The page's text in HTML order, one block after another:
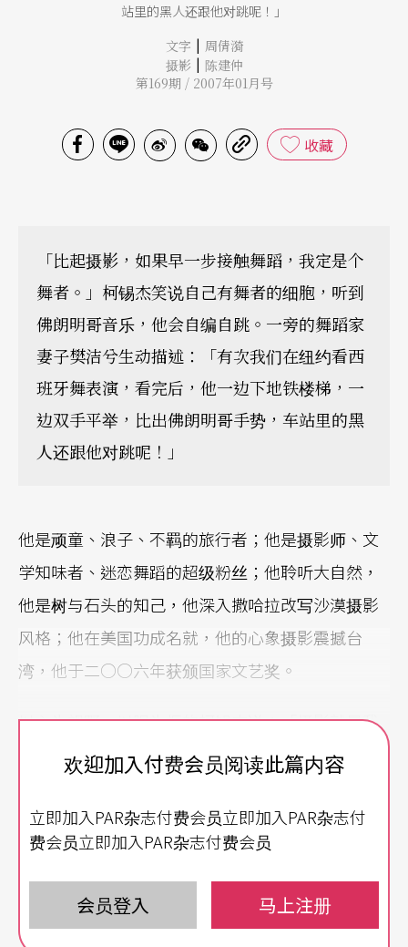
站里的黑人还跟他对跳呢！」
文字 | 周倩漪
摄影 | 陈建仲
第169期 / 2007年01月号
收藏
「比起摄影，如果早一步接触舞蹈，我定是个
舞者。」柯锡杰笑说自己有舞者的细胞，听到
佛朗明哥音乐，他会自编自跳。一旁的舞蹈家
妻子樊洁兮生动描述：「有次我们在纽约看西
班牙舞表演，看完后，他一边下地铁楼梯，一
边双手平举，比出佛朗明哥手势，车站里的黑
人还跟他对跳呢！」
他是顽童、浪子、不羁的旅行者；他是摄影师、文
学知味者、迷恋舞蹈的超级粉丝；他聆听大自然，
他是树与石头的知己，他深入撒哈拉改写沙漠摄影
风格；他在美国功成名就，他的心象摄影震撼台
湾，他于二○○六年获颁国家文艺奖。
以心为视野，以眼为框的柯锡杰说：「摄影就是我
的信仰。」他形容从事摄影，如同在修行。而这漫
逃兵，遇上检查哨时情急智生，偷抱别人家的小
孩，蒙混平民闯关；进到教堂时听到圣歌，想到自
身的流浪际遇，又不禁潸然泪下；他说即使人生到
尽头，也不希望听到听不懂的念经，他爱去哪个世
欢迎加入付费会员阅读此篇内容
立即加入PAR杂志付费会员立即加入PAR杂志付
费会员立即加入PAR杂志付费会员
会员登入 马上注册